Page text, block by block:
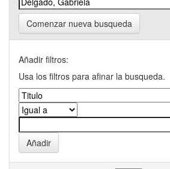
Comenzar nueva busqueda
Añadir filtros:
Usa los filtros para afinar la busqueda.